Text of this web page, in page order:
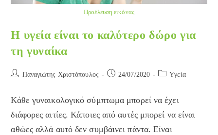
Προέλευση εικόνας
Η υγεία είναι το καλύτερο δώρο για
τη γυναίκα
Post Παναγιώτης Χριστόπουλος
Post 24/07/2020
PostYγεία
Κάθε γυναικολογικό σύμπτωμα μπορεί να έχει
διάφορες αιτίες. Κάποιες από αυτές μπορεί να είναι
αθώες αλλά αυτό δεν συμβάινει πάντα. Είναι